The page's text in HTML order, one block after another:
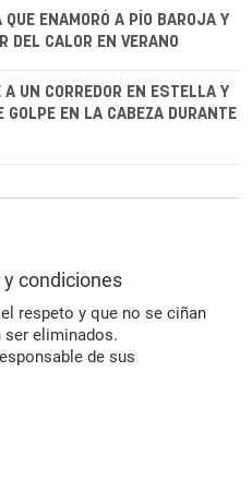
QUE ENAMORÓ A PÍO BAROJA Y
DEL CALOR EN VERANO
UN CORREDOR EN ESTELLA Y
GOLPE EN LA CABEZA DURANTE
condiciones
respeto y que no se ciñan
ser eliminados.
de sus